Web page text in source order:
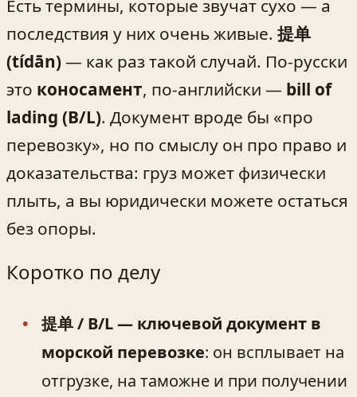
Есть термины, которые звучат сухо — а
последствия у них очень живые. 提单
(tídān)— как раз такой случай. По-русски
это коносамент, по-английски — bill of
lading (B/L). Документ вроде бы «про
перевозку», но по смыслу он про право и
доказательства: груз может физически
плыть, а вы юридически можете остаться
без опоры.
Коротко по делу
提单 / B/L — ключевой документ в
морской перевозке: он всплывает на
отгрузке, на таможне и при получении